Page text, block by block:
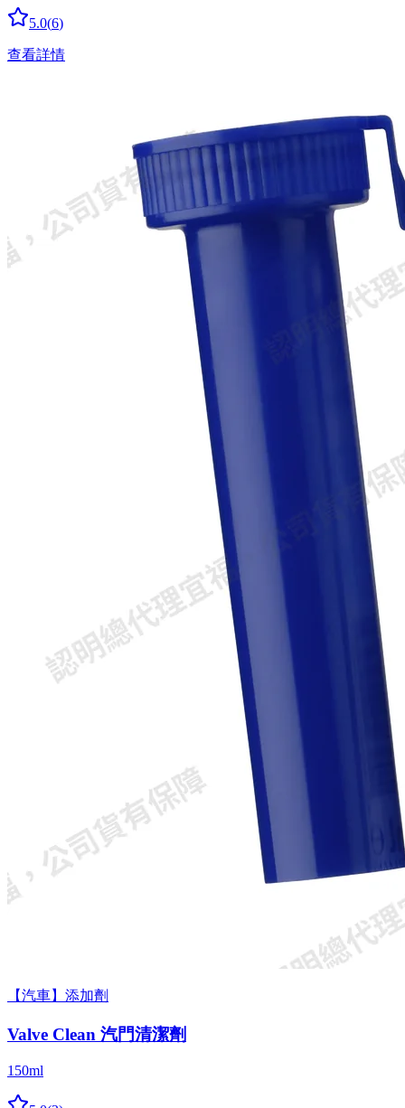
5.0(6)
查看詳情
【汽車】添加劑
Valve Clean 汽門清潔劑
150ml